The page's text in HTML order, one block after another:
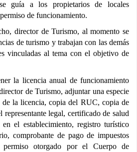
guía a los propietarios de locales
de funcionamiento.
director de Turismo, al momento se
de turismo y trabajan con las demás
vinculadas al tema con el objetivo de
la licencia anual de funcionamiento
de Turismo, adjuntar una especie
de la licencia, copia del RUC, copia de
representante legal, certificado de salud
el establecimiento, registro turístico
comprobante de pago de impuestos
permiso otorgado por el Cuerpo de